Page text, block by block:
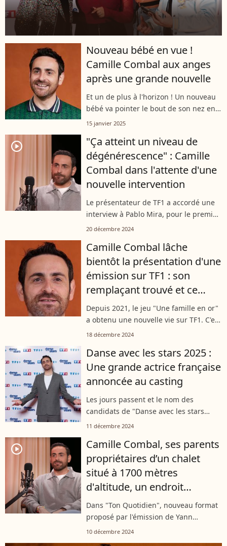
Nouveau bébé en vue !
Camille Combal aux anges
après une grande nouvelle
Et un de plus à l'horizon ! Un nouveau
bébé va pointer le bout de son nez en
2025 dans l'entourage de Camille
comble de joie l’animateur.
15 janvier 2025
player2
"Ça atteint un niveau de
dégénérescence" : Camille
Combal dans l'attente d'une
nouvelle intervention
Le présentateur de TF1 a accordé une
interview à Pablo Mira, pour le premier
numéro du podcast "Quotidien". Et
devoir subir une intervention, une...
20 décembre 2024
Camille Combal lâche
bientôt la présentation d'une
émission sur TF1 : son
remplaçant trouvé et ce
n'est pas n'importe qui
Depuis 2021, le jeu "Une famille en or"
a obtenu une nouvelle vie sur TF1. C'est
Camille Combal, coqueluche de la
rênes mais, prochainement, il...
18 décembre 2024
Danse avec les stars 2025 :
Une grande actrice française
annoncée au casting
Les jours passent et le nom des
candidats de "Danse avec les stars
2025" tombent. En effet, TF1 a
mercredi 11 décembre 2024. Il s'agit
d'une...
11 décembre 2024
player2
Camille Combal, ses parents
propriétaires d’un chalet
situé à 1700 mètres
d'altitude, un endroit
aujourd'hui méconnaissable
: “Ça a changé..."
Dans "Ton Quotidien", nouveau format
proposé par l'émission de Yann
Barthès, Camille Combal dit tout. Et se
10 décembre 2024